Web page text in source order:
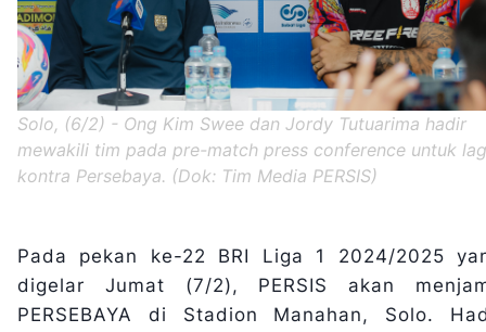
Solo, (6/2) - Ong Kim Swee dan Jordy Tutuarima hadir
mewakili tim pada pre-match press conference untuk
kontra Persebaya. (Dok: Tim Media PERSIS)
Pada pekan ke-22 BRI Liga 1 2024/2025
digelar Jumat (7/2), PERSIS akan
PERSEBAYA di Stadion Manahan, Solo.